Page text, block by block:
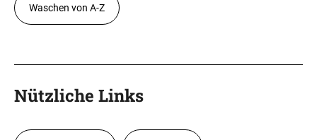
Waschen von A-Z
Nützliche Links